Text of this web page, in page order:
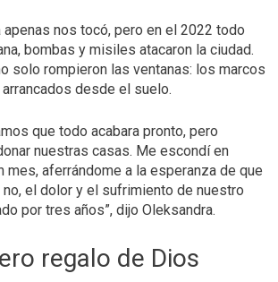
apenas nos tocó, pero en el 2022 todo
bombas y misiles atacaron la ciudad.
solo rompieron las ventanas: los marcos
desde el suelo.
que todo acabara pronto, pero
nuestras casas. Me escondí en
mes, aferrándome a la esperanza de que
no, el dolor y el sufrimiento de nuestro
por tres años”, dijo Oleksandra.
regalo de Dios